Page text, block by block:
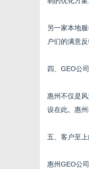
另一家本地
户们的满意
四、GEO公
惠州不仅是
设在此。惠
五、客户至
惠州GEO公